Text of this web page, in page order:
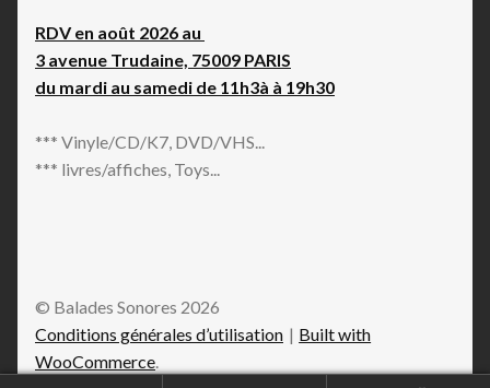
RDV en août 2026 au
3 avenue Trudaine, 75009 PARIS
du mardi au samedi de 11h3à à 19h30
*** Vinyle/CD/K7, DVD/VHS...
*** livres/affiches, Toys...
© Balades Sonores 2026
Conditions générales d’utilisation
Built with
WooCommerce.